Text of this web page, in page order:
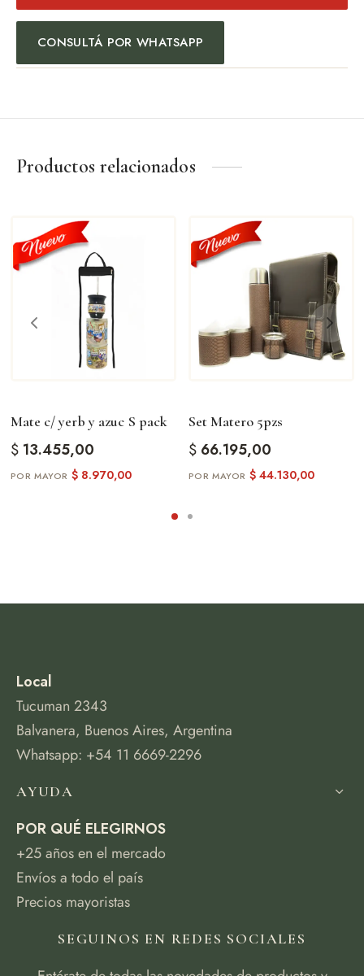
CONSULTÁ POR WHATSAPP
Productos relacionados
Mate c/ yerb y azuc S pack
$13.455,00
$8.970,00
Set Matero 5pzs
$66.195,00
$44.130,00
Local
Tucuman 2343
Balvanera, Buenos Aires, Argentina
Whatsapp: +54 11 6669-2296
AYUDA
POR QUÉ ELEGIRNOS
+25 años en el mercado
Envíos a todo el país
Precios mayoristas
SEGUINOS EN REDES SOCIALES